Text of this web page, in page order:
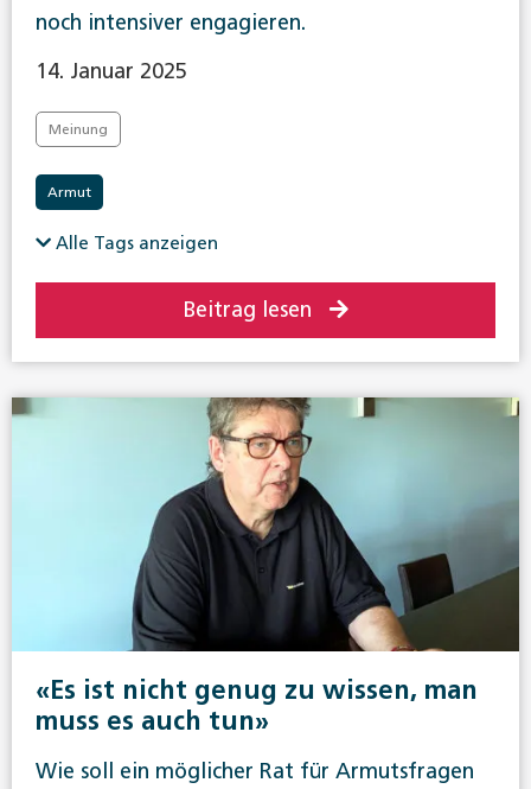
noch intensiver engagieren.
14. Januar 2025
Meinung
Armut
Alle Tags anzeigen
Beitrag lesen
«Es ist nicht genug zu wissen, man
muss es auch tun»
Wie soll ein möglicher Rat für Armutsfragen